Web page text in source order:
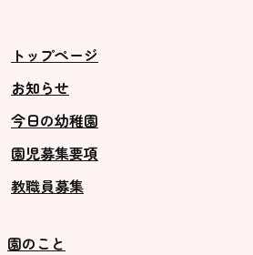
トップページ
お知らせ
今日の幼稚園
園児募集要項
教職員募集
園のこと